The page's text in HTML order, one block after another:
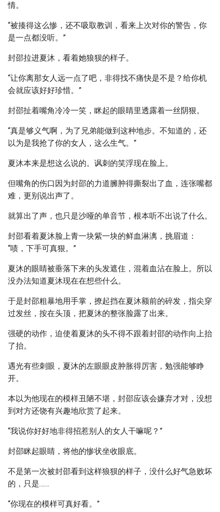
情。
“被揍得这么惨，还不吸取教训，看来上次对你的警告，你
是一点都没听。”
封邵拉进夏沐，看着她狼狈的样子。
“让你离那女人远一点了吧，非得找不痛快是不是？给你机
会就应该好好珍惜。”
封邵扯着嘴角冷冷一笑，眯起的眼睛里透露着一丝阴狠。
“真是够义气啊，为了兄弟能做到这种地步。不知道的，还
以为是我抢了你的女人，这么生气。”
夏沐本来是想这么说的。讽刺的笑浮现在脸上。
但嘴角的伤口因为封邵的力道臃肿得撕裂出了血，连张嘴都
难，更别说出声了。
就算出了声，也只是沙哑的单音节，根本听不出说了什么。
封邵看着夏沐脸上青一块紫一块的鲜血淋漓，挑眉道：
“啧，下手可真狠。”
夏沐的眼睛被垂落下来的头发遮住，混着血沾在脸上。所以
没办法知道夏沐现在在想些什么。
于是封邵粗暴地用手掌，撩起挡在夏沐额前的碎发，指尖穿
过发丝，按在头顶，把夏沐的整张脸露了出来。
强硬的动作，迫使着夏沐的头不得不跟着封邵的动作向上抬
了抬。
遇光有些刺眼，夏沐的左眼眼皮肿胀得厉害，勉强能够睁
开。
本以为他现在的模样丑陋不堪，封邵应该会嫌弃才对，没想
到对方还饶有兴趣地欣赏了起来。
“我说你好好地非得招惹别人的女人干嘛呢？”
封邵眯起眼睛，将他的惨状坐收眼底。
不是第一次被封邵看到这样狼狈的样子，没什么好气急败坏
的，只是……
“你现在的模样可真好看。”